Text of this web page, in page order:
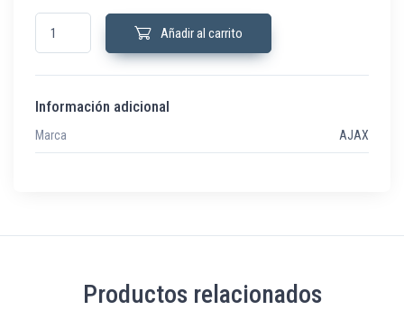
CENTERBUTTON-2G-B Panel táctil Central interruptor luz doble negro
Añadir al carrito
Información adicional
Marca AJAX
Productos relacionados